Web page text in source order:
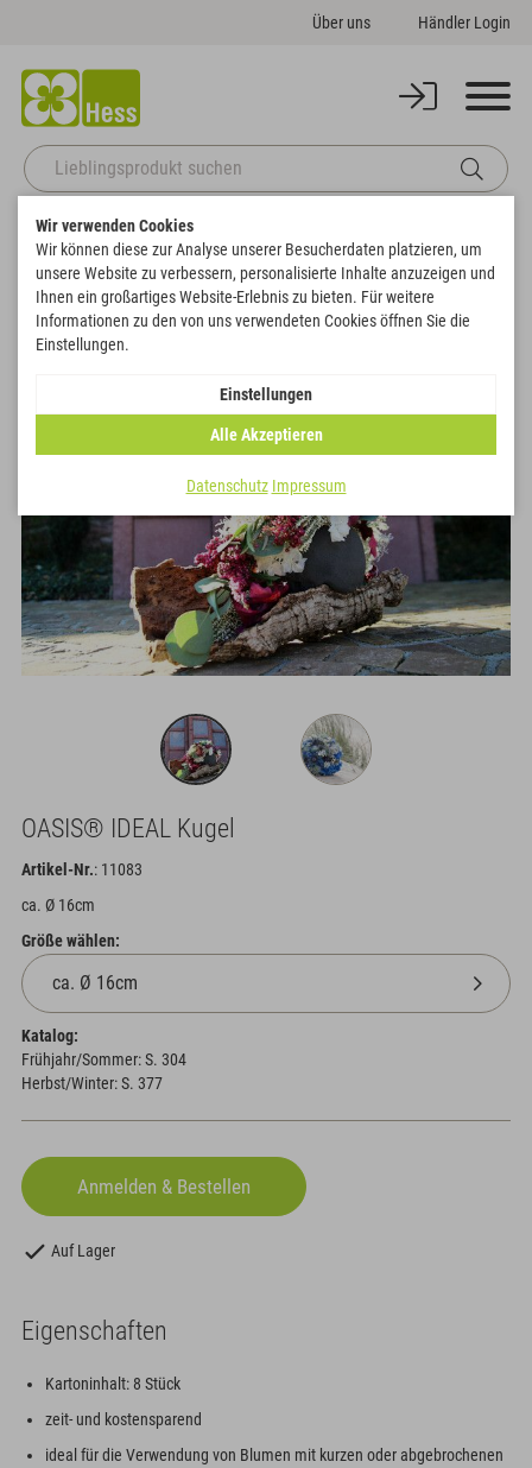
Über uns Händler Login
Startseite Basics Steckschaum
OASIS® IDEAL Kugel
Zurück zur Artikelübersicht
OASIS® IDEAL Kugel
Artikel-Nr.: 11083
ca. Ø 16cm
Größe wählen:
Katalog:
Frühjahr/Sommer: S. 304
Herbst/Winter: S. 377
Auf Lager
Eigenschaften
Kartoninhalt: 8 Stück
zeit- und kostensparend
ideal für die Verwendung von Blumen mit kurzen oder abgebrochenen
Wir verwenden Cookies
Wir können diese zur Analyse unserer Besucherdaten platzieren, um
unsere Website zu verbessern, personalisierte Inhalte anzuzeigen und
Ihnen ein großartiges Website-Erlebnis zu bieten. Für weitere
Informationen zu den von uns verwendeten Cookies öffnen Sie die
Einstellungen.
Einstellungen
Alle Akzeptieren
Datenschutz Impressum